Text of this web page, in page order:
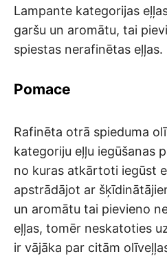
Lampante kategorijas
garšu un aromātu, tai
spiestas nerafinētas eļļas.
Pomace
Rafinēta otrā spieduma
kategoriju eļļu iegūšanas
no kuras atkārtoti iegūst
apstrādājot ar
un aromātu tai pievieno
eļļas, tomēr neskatoties
ir vājāka par citām